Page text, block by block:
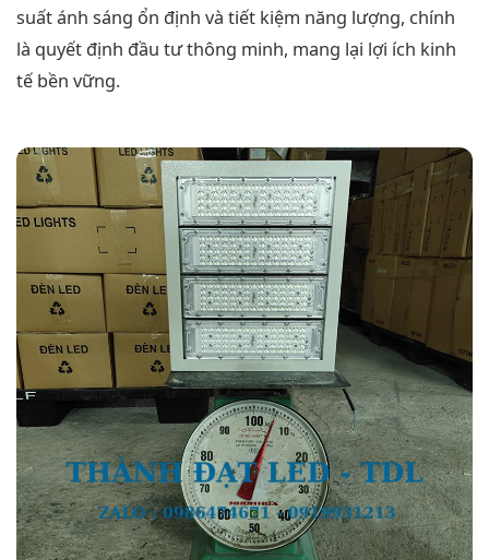
suất ánh sáng ổn định và tiết kiệm năng lượng, chính
là quyết định đầu tư thông minh, mang lại lợi ích kinh
tế bền vững.